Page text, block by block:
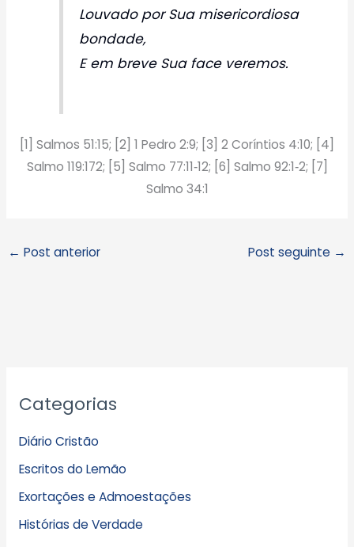
Louvado por Sua misericordiosa
bondade,
E em breve Sua face veremos.
[1] Salmos 51:15; [2] 1 Pedro 2:9; [3] 2 Coríntios 4:10; [4]
Salmo 119:172; [5] Salmo 77:11‑12; [6] Salmo 92:1‑2; [7]
Salmo 34:1
← Post anterior Post seguinte →
Categorias
Diário Cristão
Escritos do Lemão
Exortações e Admoestações
Histórias de Verdade
r
i
v
o